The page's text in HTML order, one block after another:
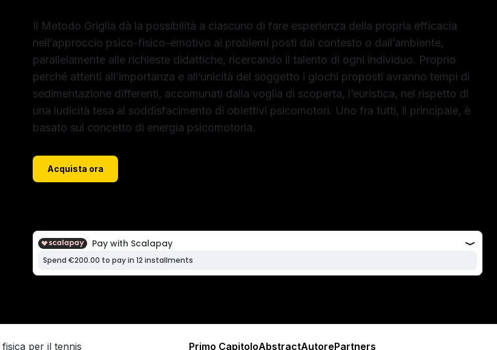
Il Metodo Griglia dà la possibilità a ciascuno di fare esperienza della propria efficacia
nell’approccio psico-fisico-emotivo ai problemi posti dal contesto o dall’ambiente,
parallelamente alle richieste didattiche, ricercando il talento di ogni individuo. Proprio
perché attenti all’importanza e all’unicità del soggetto i giochi proposti avranno tempi di
sedimentazione differenti, accomunati dalla voglia di scoperta, l’euristica, nel rispetto di
una ludicità tesa al soddisfacimento di obiettivi psicomotori. Uno fra tutti, il principale, è
basato sul concetto di energia psicomotoria.
Acquista ora
per il tennis Primo CapitoloAbstractAutorePartners